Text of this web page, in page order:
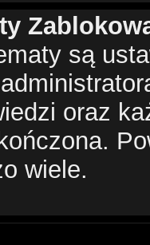
są
oraz
wiele.